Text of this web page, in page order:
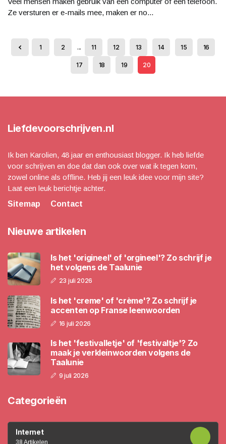
Ze versturen er e-mails mee, maken er no...
1 2 ... 11 12 13 14 15 16
17 18 19 20
Liefdevoorschrijven.nl
Ik ben Karolien, 48 jaar en enthousiast blogger. Ik heb liefde
voor schrijven en doe dat dan ook over wat ik tegen kom,
zowel online als offline. Heb jij een leuk idee voor mijn site?
Laat een leuk berichtje achter.
Sitemap
Contact
Nieuwe artikelen
Is het 'origineel' of 'orgineel'? Zo schrijf je
het volgens de Taalunie
23 juli 2026
Is het 'creme' of 'crème'? Zo schrijf je
accenten op Franse leenwoorden
16 juli 2026
Is het 'festivalletje' of 'festivaltje'? Zo
maak je verkleinwoorden volgens de
Taalunie
9 juli 2026
Categorieën
Internet
38 Artikelen